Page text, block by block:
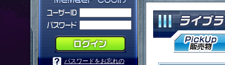
「鋼鉄戦記Ｃ２１」メンバーロ
パスワードをお忘れの